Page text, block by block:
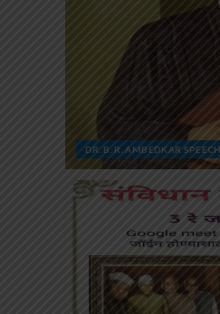
DR. B. R. AMBEDKAR